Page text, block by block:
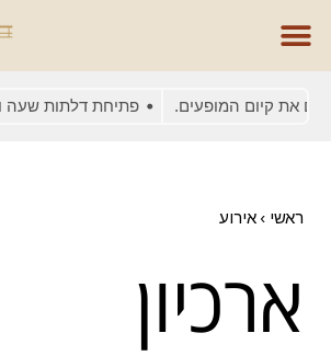
את קיום המופעים. פתיחת דלתות שעה
ראשי › אירוע
ארכיון